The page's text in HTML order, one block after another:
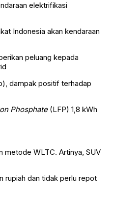
elektrifikasi
Indonesia akan kendaraan
peluang kepada
dampak positif terhadap
Phosphate(LFP) 1,8 kWh
metode WLTC. Artinya, SUV
rupiah dan tidak perlu repot